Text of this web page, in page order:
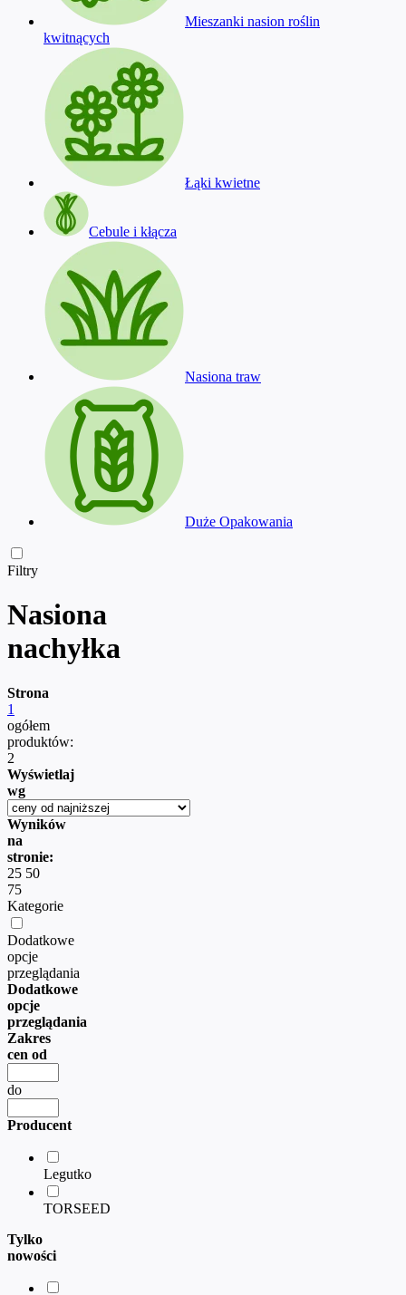
Mieszanki nasion roślin
kwitnących
Łąki kwietne
Cebule i kłącza
Nasiona traw
Duże Opakowania
Filtry
Nasiona
nachyłka
Strona
1
ogółem
produktów:
2
Wyświetlaj
wg
Wyników
na
stronie:
25 50
75
Kategorie
Dodatkowe
opcje
przeglądania
Dodatkowe
opcje
przeglądania
Zakres
cen od
do
Producent
Legutko
TORSEED
Tylko
nowości